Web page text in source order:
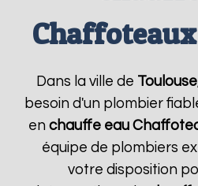
Dans la ville de Toulouse
besoin d'un plombier
en chauffe eau
équipe de plombiers
votre disposition